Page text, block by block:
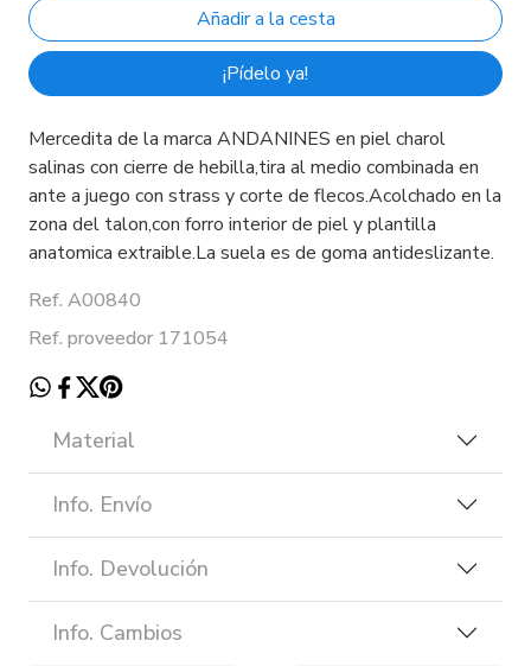
¡Pídelo ya!
Mercedita de la marca ANDANINES en piel charol
salinas con cierre de hebilla,tira al medio combinada en
ante a juego con strass y corte de flecos.Acolchado en la
zona del talon,con forro interior de piel y plantilla
anatomica extraible.La suela es de goma antideslizante.
Ref. A00840
Ref. proveedor 171054
Material
Info. Envío
Info. Devolución
Info. Cambios